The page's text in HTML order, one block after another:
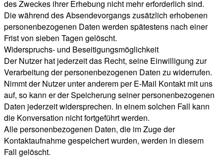
des Zweckes ihrer Erhebung nicht mehr erforderlich sind.
Die während des Absendevorgangs zusätzlich erhobenen
personenbezogenen Daten werden spätestens nach einer
Frist von sieben Tagen gelöscht.
Widerspruchs- und Beseitigungsmöglichkeit
Der Nutzer hat jederzeit das Recht, seine Einwilligung zur
Verarbeitung der personenbezogenen Daten zu widerrufen.
Nimmt der Nutzer unter anderem per E-Mail Kontakt mit uns
auf, so kann er der Speicherung seiner personenbezogenen
Daten jederzeit widersprechen. In einem solchen Fall kann
die Konversation nicht fortgeführt werden.
Alle personenbezogenen Daten, die im Zuge der
Kontaktaufnahme gespeichert wurden, werden in diesem
Fall gelöscht.